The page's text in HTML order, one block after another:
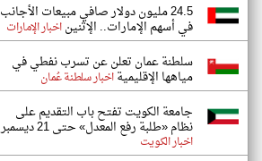
24.5 مليون دولار صافي مبيعات الأجانب
في أسهم الإمارات.. الإثنيناخبار الإمارات
سلطنة عمان تعلن عن تسرب نفطي في
مياهها الإقليميةاخبار سلطنة عُمان
جامعة الكويت تفتح باب التقديم على
نظام «طلبة رفع المعدل» حتى 21 ديسمبر
اخبار الكويت